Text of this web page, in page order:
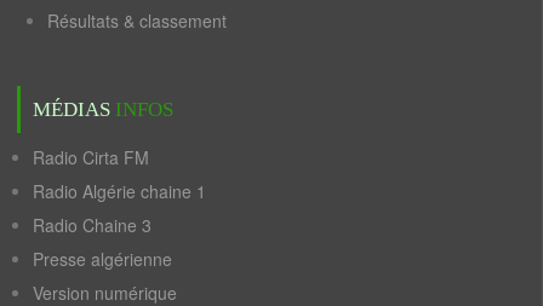
Résultats & classement
MÉDIAS INFOS
Radio Cirta FM
Radio Algérie chaine 1
Radio Chaine 3
Presse algérienne
Version numérique